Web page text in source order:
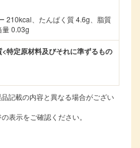
210kcal、たんぱく質 4.6g、脂質
0.03g
特定原材料及びそれに準ずるもの
記載の内容と異なる場合がござい
表示をご確認ください。